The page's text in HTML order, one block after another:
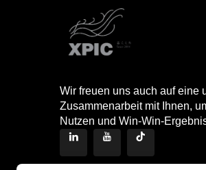
Wir freuen uns auch auf eine
Zusammenarbeit mit Ihnen,
Nutzen und Win-Win-